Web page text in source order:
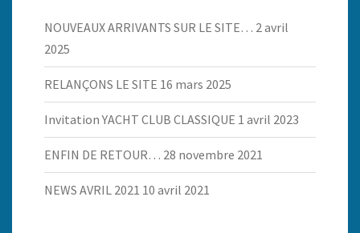
NOUVEAUX ARRIVANTS SUR LE SITE… 2 avril
2025
RELANÇONS LE SITE 16 mars 2025
Invitation YACHT CLUB CLASSIQUE 1 avril 2023
ENFIN DE RETOUR… 28 novembre 2021
NEWS AVRIL 2021 10 avril 2021